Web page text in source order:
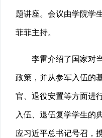
题讲座。会议由学院学
菲菲主持。
李雷介绍了国家对当
政策，并从参军入伍的
官、退役安置等方面进
入伍、退伍复学学生的
应习近平总书记号召，